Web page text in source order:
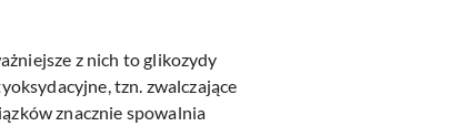
z nich to glikozydy
tzn. zwalczające
znacznie spowalnia